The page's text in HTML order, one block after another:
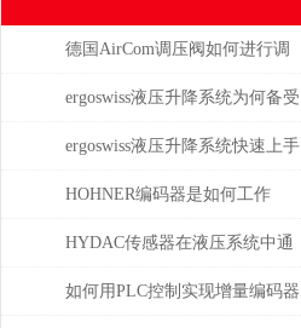
德国AirCom调压阀如何进行调
压，一分钟了解！
ergoswiss液压升降系统为何备受
青睐？
ergoswiss液压升降系统快速上手
指南
HOHNER编码器是如何工作
的，有哪些类型？
HYDAC传感器在液压系统中通
常承担哪些具体任务？
如何用PLC控制实现增量编码器